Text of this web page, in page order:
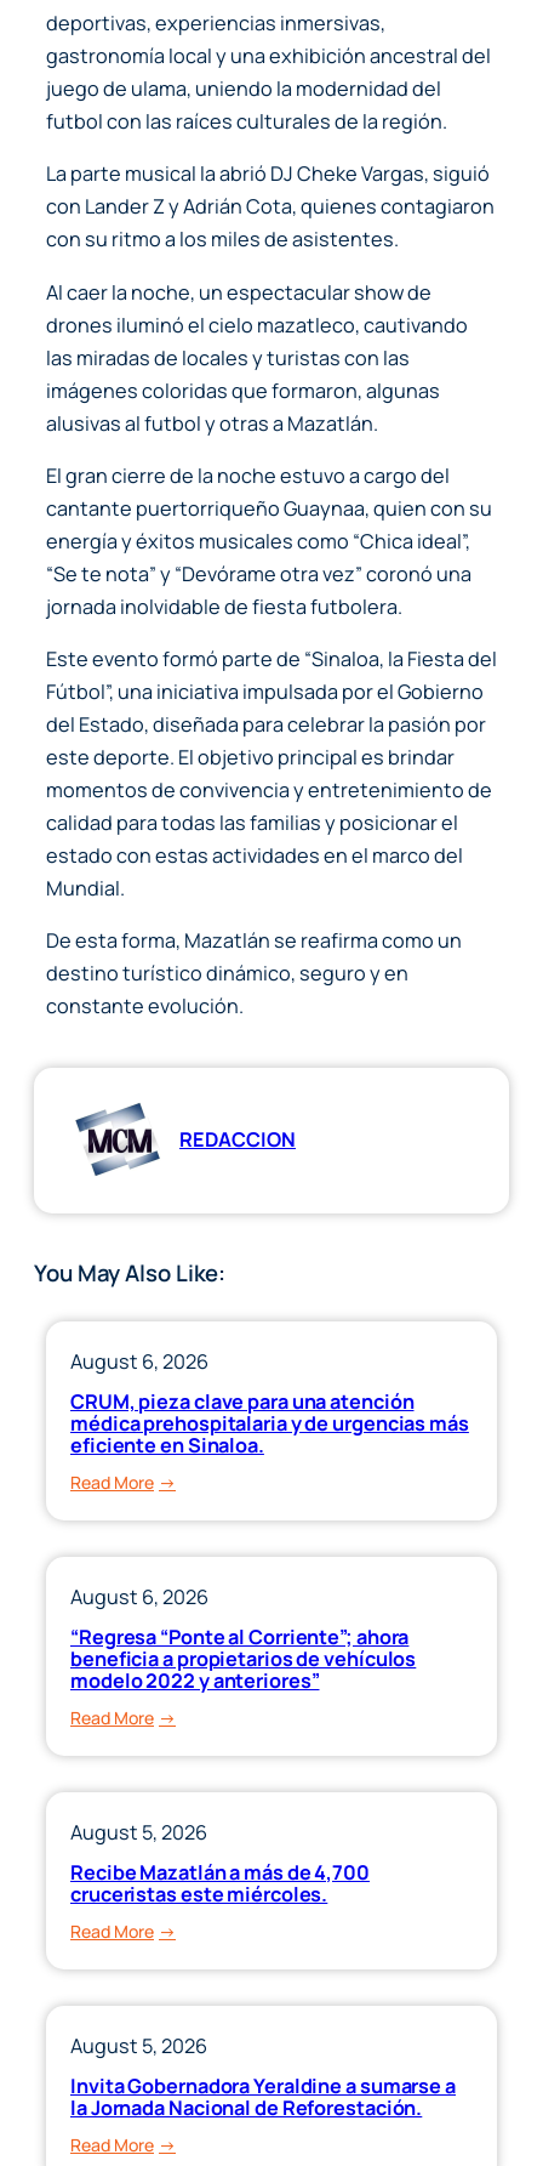
deportivas, experiencias inmersivas,
gastronomía local y una exhibición ancestral del
juego de ulama, uniendo la modernidad del
futbol con las raíces culturales de la región.
La parte musical la abrió DJ Cheke Vargas, siguió
con Lander Z y Adrián Cota, quienes contagiaron
con su ritmo a los miles de asistentes.
Al caer la noche, un espectacular show de
drones iluminó el cielo mazatleco, cautivando
las miradas de locales y turistas con las
imágenes coloridas que formaron, algunas
alusivas al futbol y otras a Mazatlán.
El gran cierre de la noche estuvo a cargo del
cantante puertorriqueño Guaynaa, quien con su
energía y éxitos musicales como “Chica ideal”,
“Se te nota” y “Devórame otra vez” coronó una
jornada inolvidable de fiesta futbolera.
Este evento formó parte de “Sinaloa, la Fiesta del
Fútbol”, una iniciativa impulsada por el Gobierno
del Estado, diseñada para celebrar la pasión por
este deporte. El objetivo principal es brindar
momentos de convivencia y entretenimiento de
calidad para todas las familias y posicionar el
estado con estas actividades en el marco del
Mundial.
De esta forma, Mazatlán se reafirma como un
destino turístico dinámico, seguro y en
constante evolución.
REDACCION
You May Also Like:
August 6, 2026
CRUM, pieza clave para una atención
médica prehospitalaria y de urgencias más
eficiente en Sinaloa.
Read More:
clave
para
atención
médica
y
de
urgencias
eficiente
en
Sinaloa.
August 6, 2026
“Regresa “Ponte al Corriente”; ahora
beneficia a propietarios de vehículos
modelo 2022 y anteriores”
Read More:
al
Corriente”;
beneficia
a
propietarios
de
2022
y
anteriores”
August 5, 2026
Recibe Mazatlán a más de 4,700
cruceristas este miércoles.
Read More:
a
más
4,700
cruceristas
este
August 5, 2026
Invita Gobernadora Yeraldine a sumarse a
la Jornada Nacional de Reforestación.
Read More: